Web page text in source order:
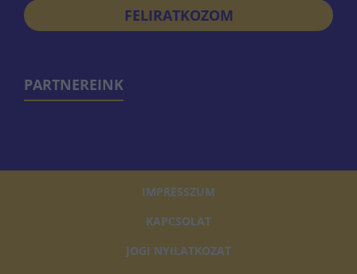
FELIRATKOZOM
PARTNEREINK
IMPRESSZUM
KAPCSOLAT
JOGI NYILATKOZAT